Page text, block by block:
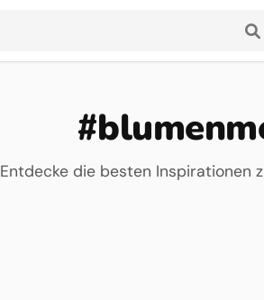
Entdecke die besten Inspirationen